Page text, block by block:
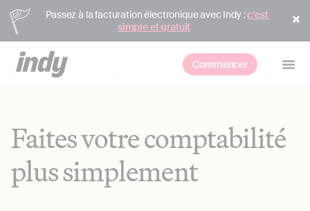
Passez à la facturation électronique avec Indy :c’est
simple et gratuit
Commencer
Faites votre comptabilité
plus simplement